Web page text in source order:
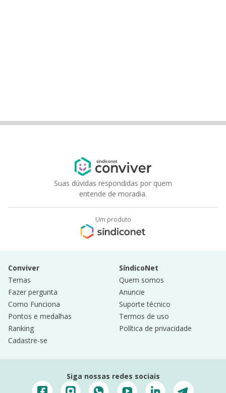
Suas dúvidas respondidas por quem
entende de moradia.
Um produto
Conviver
Temas
Fazer pergunta
Como Funciona
Pontos e medalhas
Ranking
Cadastre-se
SíndicoNet
Quem somos
Anuncie
Suporte técnico
Termos de uso
Política de privacidade
Siga nossas redes sociais